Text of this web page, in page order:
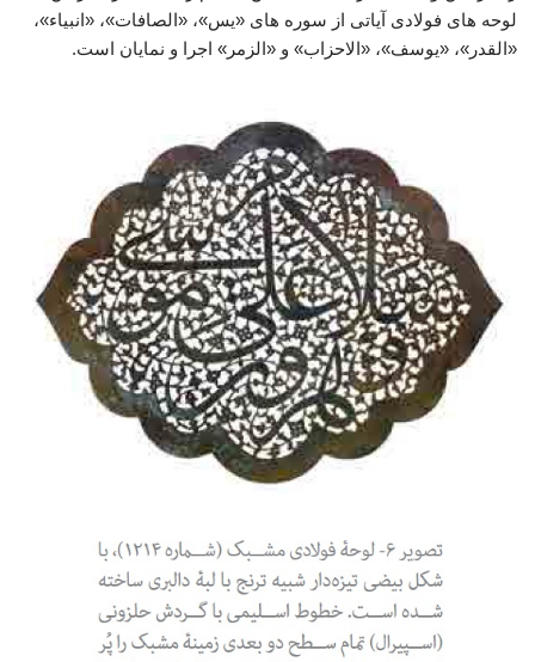
لوحه های فولادی آیاتی از سوره های «یس»، «الصافات»، «انبیاء»،
«القدر»، «یوسف»، «الاحزاب» و «الزمر» اجرا و نمایان است.